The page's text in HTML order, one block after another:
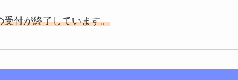
受付が終了しています。